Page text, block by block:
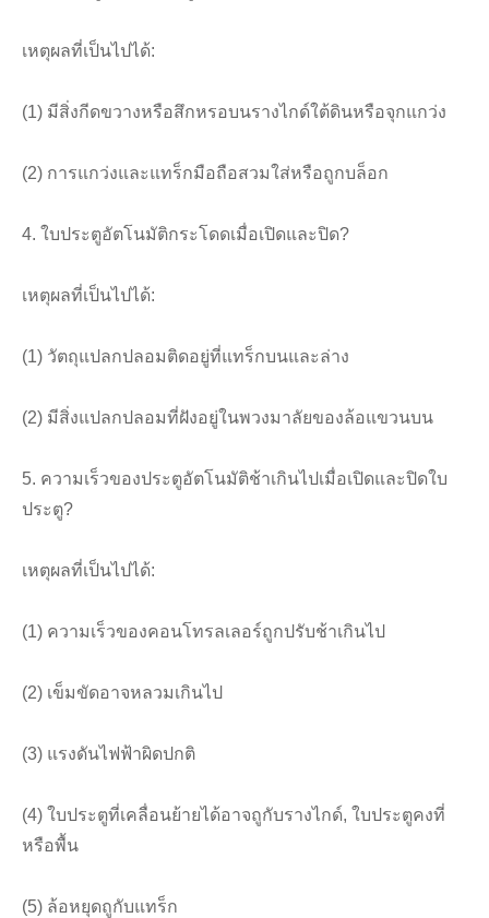
เหตุผลที่เป็นไปได้:
(1) มีสิ่งกีดขวางหรือสึกหรอบนรางไกด์ใต้ดินหรือจุกแกว่ง
(2) การแกว่งและแทร็กมือถือสวมใส่หรือถูกบล็อก
4. ใบประตูอัตโนมัติกระโดดเมื่อเปิดและปิด?
เหตุผลที่เป็นไปได้:
(1) วัตถุแปลกปลอมติดอยู่ที่แทร็กบนและล่าง
(2) มีสิ่งแปลกปลอมที่ฝังอยู่ในพวงมาลัยของล้อแขวนบน
5. ความเร็วของประตูอัตโนมัติช้าเกินไปเมื่อเปิดและปิดใบ
ประตู?
เหตุผลที่เป็นไปได้:
(1) ความเร็วของคอนโทรลเลอร์ถูกปรับช้าเกินไป
(2) เข็มขัดอาจหลวมเกินไป
(3) แรงดันไฟฟ้าผิดปกติ
(4) ใบประตูที่เคลื่อนย้ายได้อาจถูกับรางไกด์, ใบประตูคงที่
หรือพื้น
(5) ล้อหยุดถูกับแทร็ก